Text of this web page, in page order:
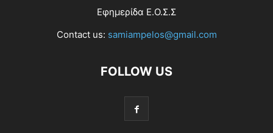
Εφημερίδα Ε.Ο.Σ.Σ
Contact us: samiampelos@gmail.com
FOLLOW US